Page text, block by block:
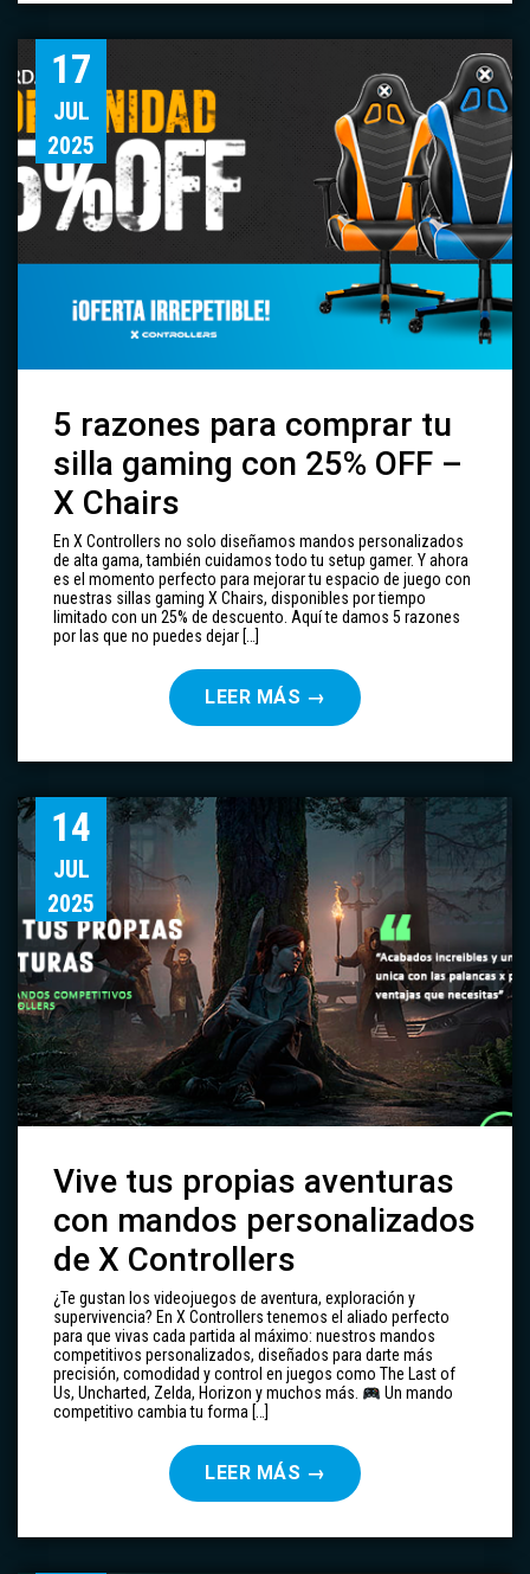
17
JUL
2025
5 razones para comprar tu
silla gaming con 25% OFF –
X Chairs
En X Controllers no solo diseñamos mandos personalizados
de alta gama, también cuidamos todo tu setup gamer. Y ahora
es el momento perfecto para mejorar tu espacio de juego con
nuestras sillas gaming X Chairs, disponibles por tiempo
limitado con un 25% de descuento. Aquí te damos 5 razones
por las que no puedes dejar […]
LEER MÁS →
14
JUL
2025
Vive tus propias aventuras
con mandos personalizados
de X Controllers
¿Te gustan los videojuegos de aventura, exploración y
supervivencia? En X Controllers tenemos el aliado perfecto
para que vivas cada partida al máximo: nuestros mandos
competitivos personalizados, diseñados para darte más
precisión, comodidad y control en juegos como The Last of
Us, Uncharted, Zelda, Horizon y muchos más.
Un mando
competitivo cambia tu forma […]
LEER MÁS →